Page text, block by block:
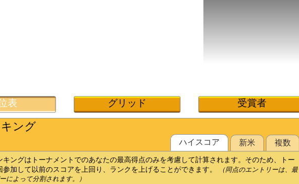
表 グリッド 受賞者
ング
ハイスコ​​ア 新米 複数
キングはトーナメントでのあなたの最高得点のみを考慮して計算されます。そのため、トー
参加して以前のスコアを上回り、ランクを上げることができます。
（同点のエントリーは、最
によって分割されます。）